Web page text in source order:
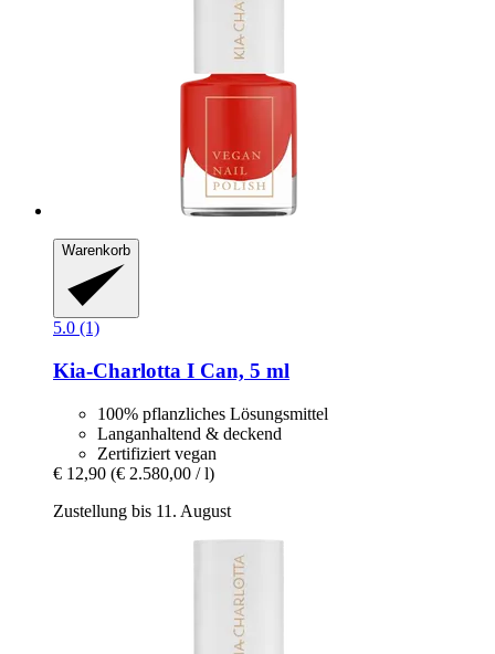
Warenkorb
5.0 (1)
Kia-Charlotta I Can, 5 ml
100% pflanzliches Lösungsmittel
Langanhaltend & deckend
Zertifiziert vegan
€ 12,90 (€ 2.580,00 / l)
Zustellung bis 11. August